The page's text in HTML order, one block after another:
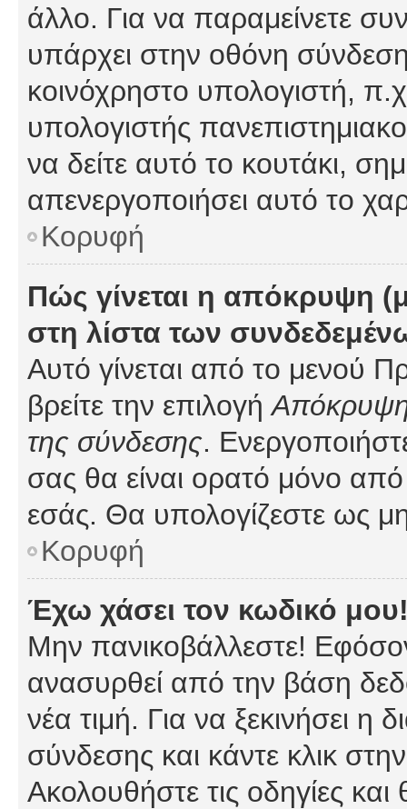
άλλο. Για να παραμείνετε
υπάρχει στην οθόνη
κοινόχρηστο υπολογιστή,
υπολογιστής
να δείτε αυτό το κουτάκι,
απενεργοποιήσει αυτό το
Κορυφή
Πώς γίνεται η απόκρυψη
στη λίστα των
Αυτό γίνεται από το μενού
βρείτε την επιλογήΑπόκρυψη
της σύνδεσης.
σας θα είναι ορατό μόνο από
εσάς. Θα υπολογίζεστε ως
Κορυφή
Έχω χάσει τον κωδικό
Μην πανικοβάλλεστε!
ανασυρθεί από την βάση
νέα τιμή. Για να ξεκινήσει η
σύνδεσης και κάντε κλικ
Ακολουθήστε τις οδηγίες